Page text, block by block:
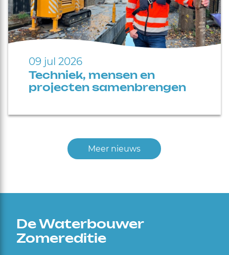
09 jul 2026
Techniek, mensen en
projecten samenbrengen
Meer nieuws
De Waterbouwer
Zomereditie